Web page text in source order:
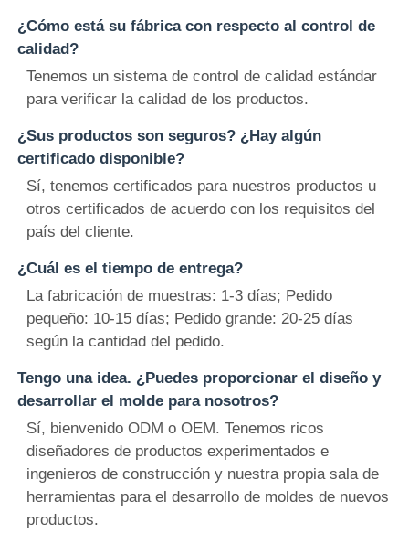
¿Cómo está su fábrica con respecto al control de
calidad?
Tenemos un sistema de control de calidad estándar
para verificar la calidad de los productos.
¿Sus productos son seguros? ¿Hay algún
certificado disponible?
Sí, tenemos certificados para nuestros productos u
otros certificados de acuerdo con los requisitos del
país del cliente.
¿Cuál es el tiempo de entrega?
La fabricación de muestras: 1-3 días; Pedido
pequeño: 10-15 días; Pedido grande: 20-25 días
según la cantidad del pedido.
Tengo una idea. ¿Puedes proporcionar el diseño y
desarrollar el molde para nosotros?
Sí, bienvenido ODM o OEM. Tenemos ricos
diseñadores de productos experimentados e
ingenieros de construcción y nuestra propia sala de
herramientas para el desarrollo de moldes de nuevos
productos.